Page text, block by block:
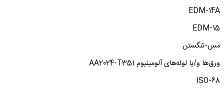
EDM-14A
EDM-15
مس-تنگستن
ورق‌ها و/یا لوله‌های آلومینیوم AA2024-T351
ISO-68